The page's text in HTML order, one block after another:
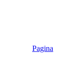
Pagina